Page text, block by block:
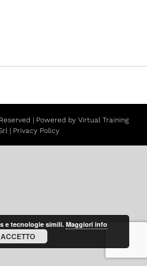
| Powered by Virtual Training
| Privacy Policy
e tecnologie simili.Maggiori info
ACCETTO